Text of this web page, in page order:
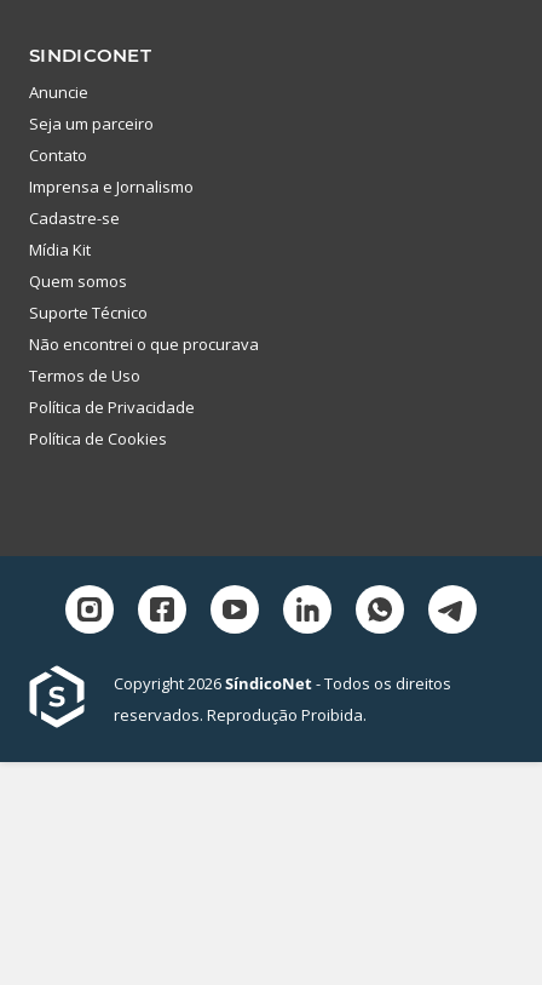
SINDICONET
Anuncie
Seja um parceiro
Contato
Imprensa e Jornalismo
Cadastre-se
Mídia Kit
Quem somos
Suporte Técnico
Não encontrei o que procurava
Termos de Uso
Política de Privacidade
Política de Cookies
Copyright 2026SíndicoNet- Todos os direitos
reservados. Reprodução Proibida.